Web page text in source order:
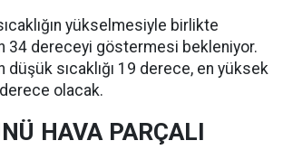
yükselmesiyle birlikte
34 dereceyi göstermesi bekleniyor.
düşük sıcaklığı 19 derece, en yüksek
derece olacak.
HAVA PARÇALI